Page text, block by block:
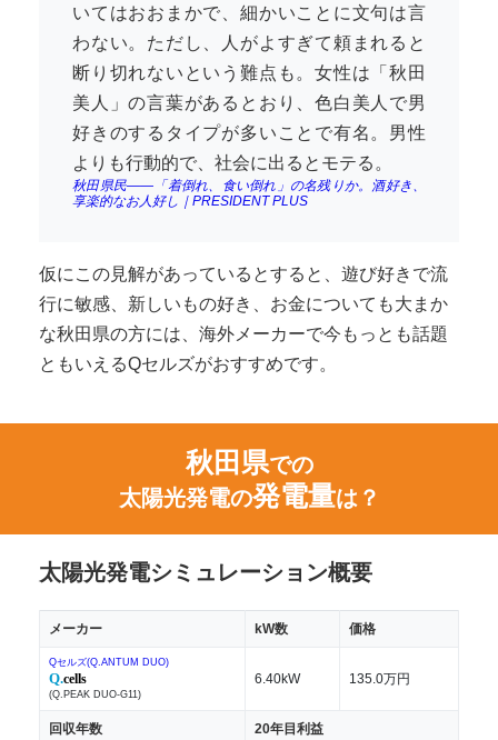
いてはおおまかで、細かいことに文句は言
わない。ただし、人がよすぎて頼まれると
断り切れないという難点も。女性は「秋田
美人」の言葉があるとおり、色白美人で男
好きのするタイプが多いことで有名。男性
よりも行動的で、社会に出るとモテる。
秋田県民――「着倒れ、食い倒れ」の名残りか。酒好き、
享楽的なお人好し｜PRESIDENT PLUS
仮にこの見解があっているとすると、遊び好きで流
行に敏感、新しいもの好き、お金についても大まか
な秋田県の方には、海外メーカーで今もっとも話題
ともいえるQセルズがおすすめです。
秋田県での
太陽光発電の発電量は？
太陽光発電シミュレーション概要
メーカー kW数 価格
Qセルズ(Q.ANTUM DUO)
Q.cells
(Q.PEAK DUO-G11)
6.40kW 135.0万円
回収年数 20年目利益